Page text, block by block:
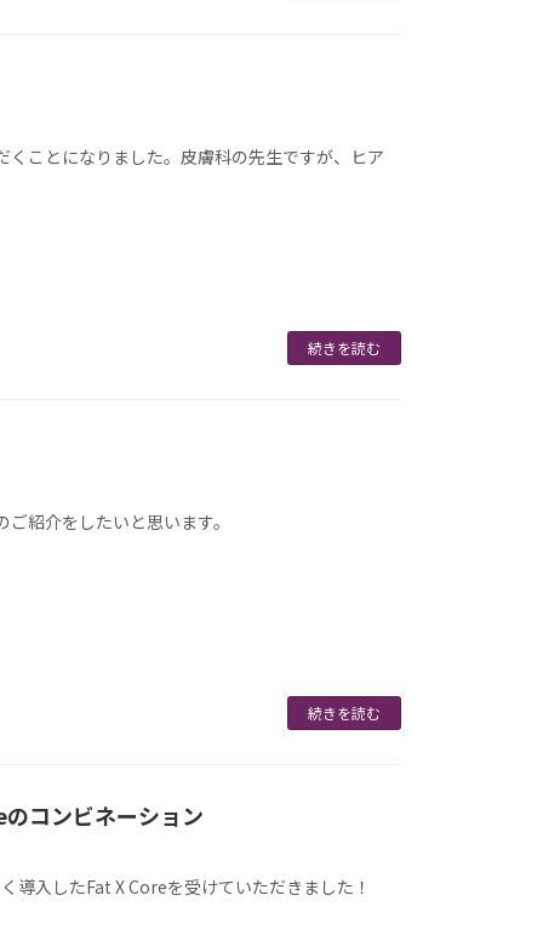
ことになりました。皮膚科の先生ですが、ヒア
続きを読む
紹介をしたいと思います。
続きを読む
コンビネーション
導入したFat X Coreを受けていただきました！